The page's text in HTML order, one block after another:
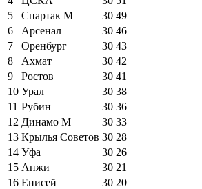
5
Спартак М 30 49
6
Арсенал 30 46
7
Оренбург 30 43
8
Ахмат 30 42
9
Ростов 30 41
10 Урал 30 38
11 Рубин 30 36
12 Динамо М 30 33
13 Крылья Советов 30 28
14 Уфа 30 26
15 Анжи 30 21
16 Енисей 30 20